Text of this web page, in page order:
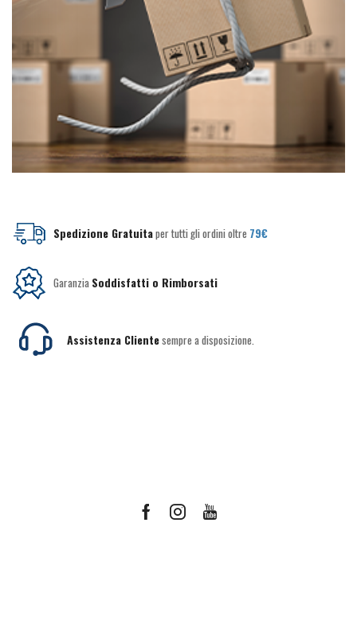
Spedizione Gratuitaper tutti gli ordini oltre 79€
Garanzia Soddisfatti o Rimborsati
Assistenza Clientesempre a disposizione.
FacebookInstagramYoutube